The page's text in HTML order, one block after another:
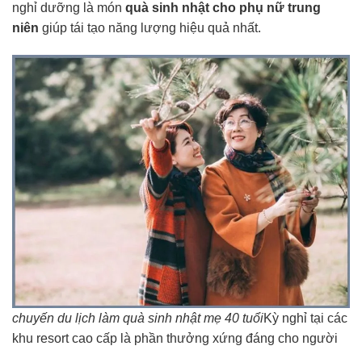
nghỉ dưỡng là món quà sinh nhật cho phụ nữ trung
niên giúp tái tạo năng lượng hiệu quả nhất.
chuyến du lịch làm quà sinh nhật mẹ 40 tuổiKỳ nghỉ tại các
khu resort cao cấp là phần thưởng xứng đáng cho người